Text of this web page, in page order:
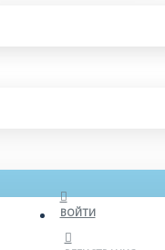
ВОЙТИ